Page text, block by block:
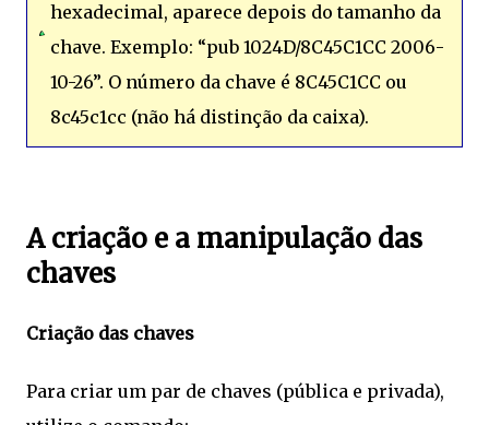
hexadecimal, aparece depois do tamanho da
chave. Exemplo: “pub 1024D/8C45C1CC 2006-
10-26”. O número da chave é 8C45C1CC ou
8c45c1cc (não há distinção da caixa).
A criação e a manipulação das
chaves
Criação das chaves
Para criar um par de chaves (pública e privada),